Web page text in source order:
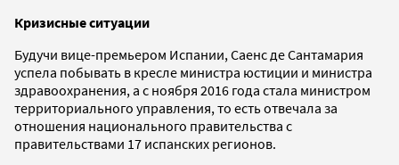
Кризисные ситуации
Будучи вице-премьером Испании, Саенс де Сантамария
успела побывать в кресле министра юстиции и министра
здравоохранения, а с ноября 2016 года стала министром
территориального управления, то есть отвечала за
отношения национального правительства с
правительствами 17 испанских регионов.